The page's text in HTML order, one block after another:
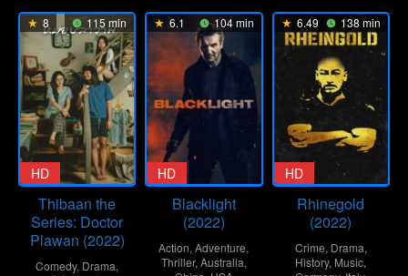
8 115 min
HD
Thibaan the
Series: Doctor
Plawan (2022)
Comedy, Drama,
6.1 104 min
HD
Blacklight
(2022)
Action,Adventure,
Thriller,Australia,
6.49 138 min
HD
Rhinegold
(2022)
Crime, Drama,
History, Music,